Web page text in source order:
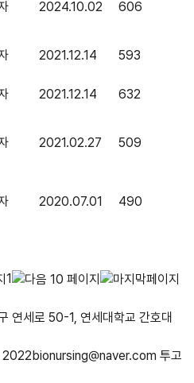
2024.10.02 606
2021.12.14 593
2021.12.14 632
2021.02.27 509
2020.07.01 490
1
연세로 50-1, 연세대학교 간호대
투고